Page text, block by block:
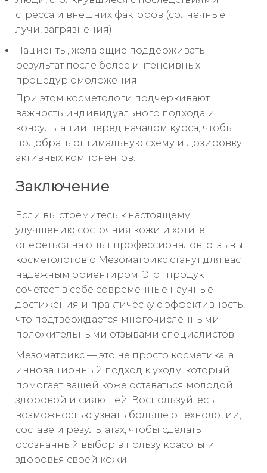
стресса и внешних факторов (солнечные
лучи, загрязнения);
Пациенты, желающие поддерживать
результат после более интенсивных
процедур омоложения.
При этом косметологи подчеркивают
важность индивидуального подхода и
консультации перед началом курса, чтобы
подобрать оптимальную схему и дозировку
активных компонентов.
Заключение
Если вы стремитесь к настоящему
улучшению состояния кожи и хотите
опереться на опыт профессионалов, отзывы
косметологов о Мезоматрикс станут для вас
надежным ориентиром. Этот продукт
сочетает в себе современные научные
достижения и практическую эффективность,
что подтверждается многочисленными
положительными отзывами специалистов.
Мезоматрикс — это не просто косметика, а
инновационный подход к уходу, который
помогает вашей коже оставаться молодой,
здоровой и сияющей. Воспользуйтесь
возможностью узнать больше о технологии,
составе и результатах, чтобы сделать
осознанный выбор в пользу красоты и
здоровья своей кожи.